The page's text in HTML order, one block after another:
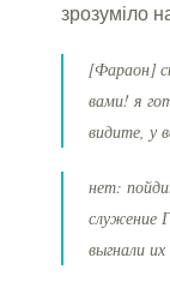
зрозуміло
[Фараон]
вами! я
видите, у
нет:
служение
выгнали